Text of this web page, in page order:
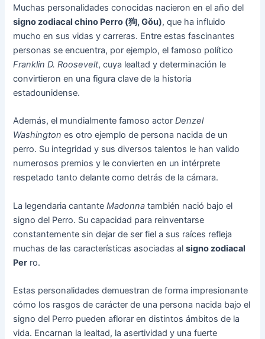
Muchas personalidades conocidas nacieron en el año del
signo zodiacal chino Perro (狗, Gǒu), que ha influido
mucho en sus vidas y carreras. Entre estas fascinantes
personas se encuentra, por ejemplo, el famoso político
Franklin D. Roosevelt, cuya lealtad y determinación le
convirtieron en una figura clave de la historia
estadounidense.
Además, el mundialmente famoso actorDenzel
Washington es otro ejemplo de persona nacida de un
perro. Su integridad y sus diversos talentos le han valido
numerosos premios y le convierten en un intérprete
respetado tanto delante como detrás de la cámara.
La legendaria cantanteMadonna también nació bajo el
signo del Perro. Su capacidad para reinventarse
constantemente sin dejar de ser fiel a sus raíces refleja
muchas de las características asociadas alsigno zodiacal
Per ro.
Estas personalidades demuestran de forma impresionante
cómo los rasgos de carácter de una persona nacida bajo el
signo del Perro pueden aflorar en distintos ámbitos de la
vida. Encarnan la lealtad, la asertividad y una fuerte